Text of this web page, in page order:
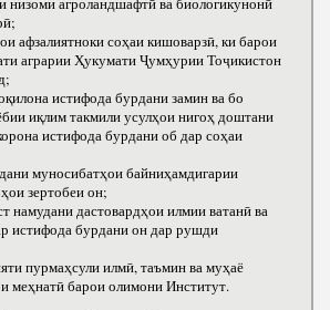
афзалиятноки соҳаи кишоварзӣ, ки барои
аграрии Ҳукумати Ҷумҳурии Тоҷикистон
истифода бурдани замин ва бо
иқлим такмили усулҳои нигоҳ доштани
истифода бурдани об дар соҳаи
муносибатҳои байниҳамдигарии
зертобеи он;
намудани дастовардҳои илмии ватанӣ ва
истифода бурдани он дар рушди
пурмаҳсули илмӣ, таъмин ва муҳаё
меҳнатӣ барои олимони Институт.